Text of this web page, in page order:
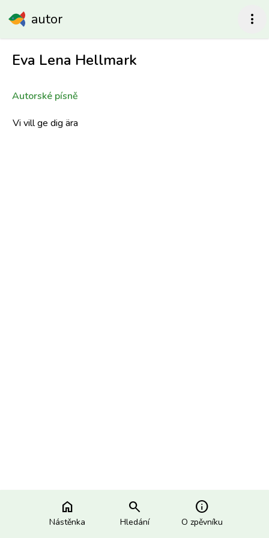
home
Nástěnka
search
Hledání
info
O zpěvníku
autor more_vert
Eva Lena Hellmark
Autorské písně
Vi vill ge dig ära